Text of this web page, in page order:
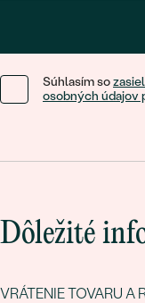
Súhlasím so
osobných údajov
Dôležité
VRÁTENIE TOVARU A